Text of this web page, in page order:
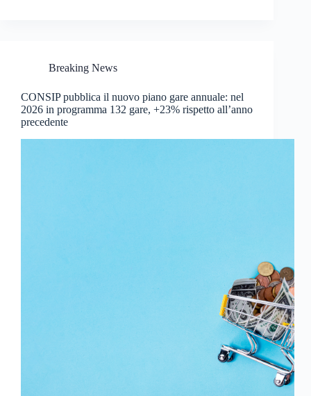
Breaking News
CONSIP pubblica il nuovo piano gare annuale: nel
2026 in programma 132 gare, +23% rispetto all’anno
precedente